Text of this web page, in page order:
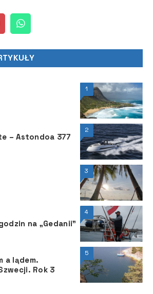
1
2
– Astondoa 377
3
4
na „Gedanii”
5
a lądem.
Rok 3